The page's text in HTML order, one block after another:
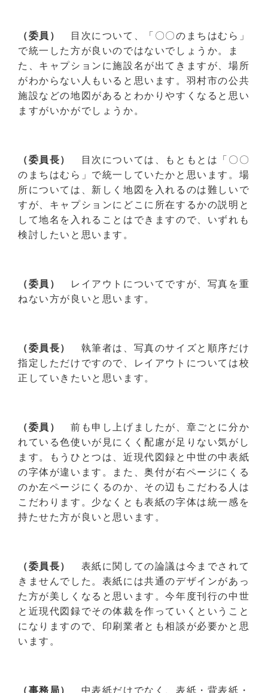
（委員）
目次について、「〇〇のまちはむら」
で統一した方が良いのではないでしょうか。ま
た、キャプションに施設名が出てきますが、場所
がわからない人もいると思います。羽村市の公共
施設などの地図があるとわかりやすくなると思い
ますがいかがでしょうか。
（委員長）
目次については、もともとは「〇〇
のまちはむら」で統一していたかと思います。場
所については、新しく地図を入れるのは難しいで
すが、キャプションにどこに所在するかの説明と
して地名を入れることはできますので、いずれも
検討したいと思います。
（委員）
レイアウトについてですが、写真を重
ねない方が良いと思います。
（委員長） 執筆者は、写真のサイズと順序だけ
指定しただけですので、レイアウトについては校
正していきたいと思います。
（委員） 前も申し上げましたが、章ごとに分か
れている色使いが見にくく配慮が足りない気がし
ます。もうひとつは、近現代図録と中世の中表紙
の字体が違います。また、奥付が右ページにくる
のか左ページにくるのか、その辺もこだわる人は
こだわります。少なくとも表紙の字体は統一感を
持たせた方が良いと思います。
（委員長） 表紙に関しての論議は今までされて
きませんでした。表紙には共通のデザインがあっ
た方が美しくなると思います。今年度刊行の中世
と近現代図録でその体裁を作っていくということ
になりますので、印刷業者とも相談が必要かと思
います。
（事務局） 中表紙だけでなく、表紙・背表紙・